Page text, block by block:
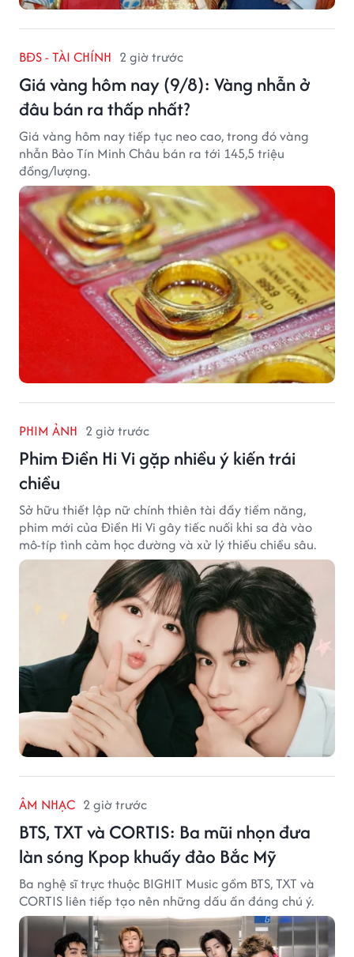
BĐS - TÀI CHÍNH 2 giờ trước
Giá vàng hôm nay (9/8): Vàng nhẫn ở
đâu bán ra thấp nhất?
Giá vàng hôm nay tiếp tục neo cao, trong đó vàng
nhẫn Bảo Tín Minh Châu bán ra tới 145,5 triệu
đồng/lượng.
PHIM ẢNH 2 giờ trước
Phim Điền Hi Vi gặp nhiều ý kiến trái
chiều
Sở hữu thiết lập nữ chính thiên tài đầy tiềm năng,
phim mới của Điền Hi Vi gây tiếc nuối khi sa đà vào
mô-típ tình cảm học đường và xử lý thiếu chiều sâu.
ÂM NHẠC 2 giờ trước
BTS, TXT và CORTIS: Ba mũi nhọn đưa
làn sóng Kpop khuấy đảo Bắc Mỹ
Ba nghệ sĩ trực thuộc BIGHIT Music gồm BTS, TXT và
CORTIS liên tiếp tạo nên những dấu ấn đáng chú ý.